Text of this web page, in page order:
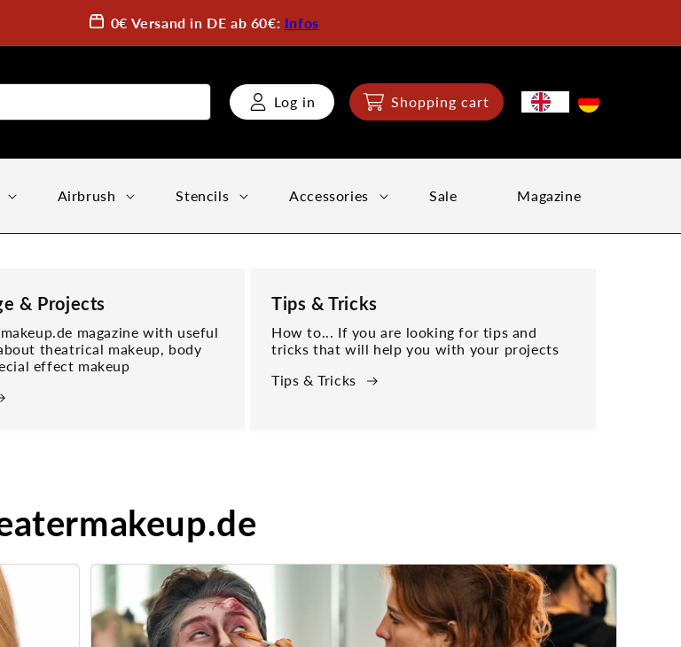
0€ Versand in DE ab 60€: Infos
Log in Shopping cart
Airbrush Stencils Accessories Sale Magazine
& Projects
magazine with useful
theatrical makeup, body
effect makeup
Tips & Tricks
How to... If you are looking for tips and
tricks that will help you with your projects
Tips & Tricks